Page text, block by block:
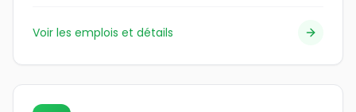
Voir les emplois et détails